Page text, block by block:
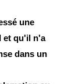
une
et qu'il n'a
dans un